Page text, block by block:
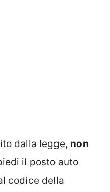
dalla legge, non
il posto auto
codice della